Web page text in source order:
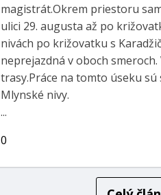
magistrát.Okrem priestoru
ulici 29. augusta až po
nivách po križovatku s
neprejazdná v oboch
trasy.Práce na tomto úseku
Mlynské nivy.
...
0